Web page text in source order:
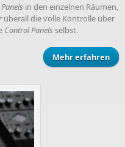
in den einzelnen Räumen,
überall die volle Kontrolle über
Control Panels selbst.
Mehr erfahren